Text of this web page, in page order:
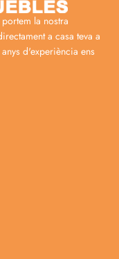
la nostra
a casa teva a
d'experiència ens